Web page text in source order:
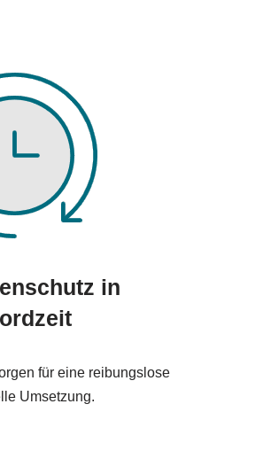
in
für eine reibungslose
Umsetzung.